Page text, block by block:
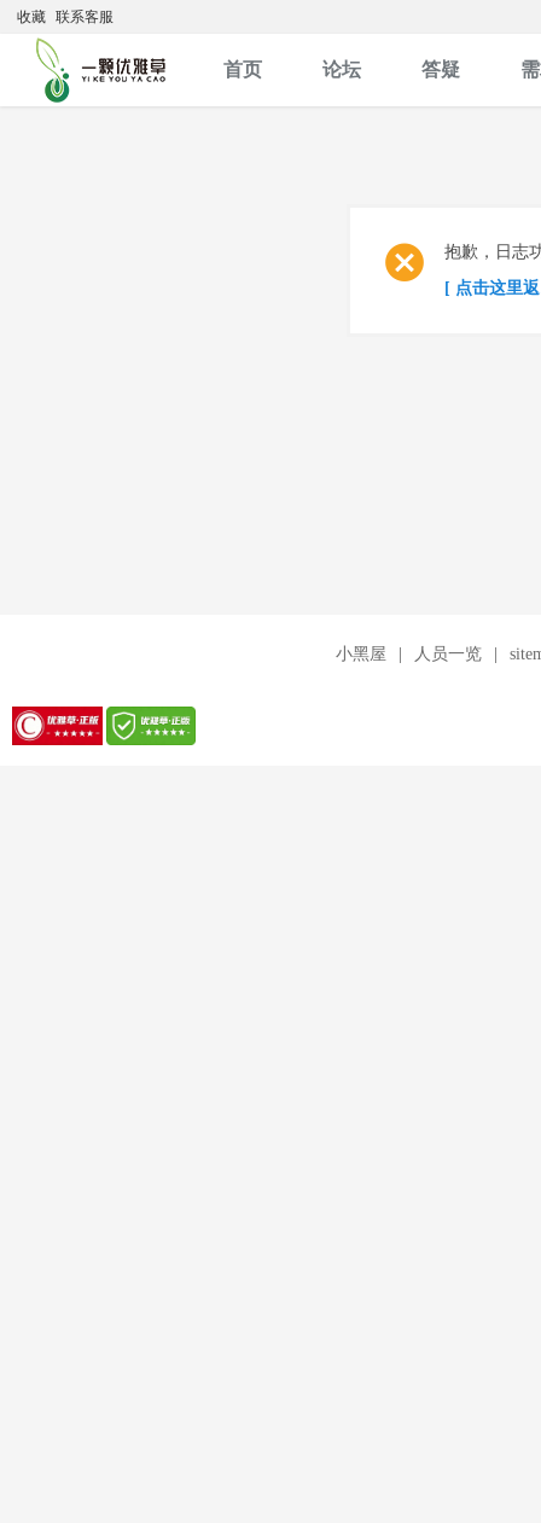
收藏 联系客服
首页 论坛 答疑
抱歉，日志
[ 点击这里
小黑屋 人员一览